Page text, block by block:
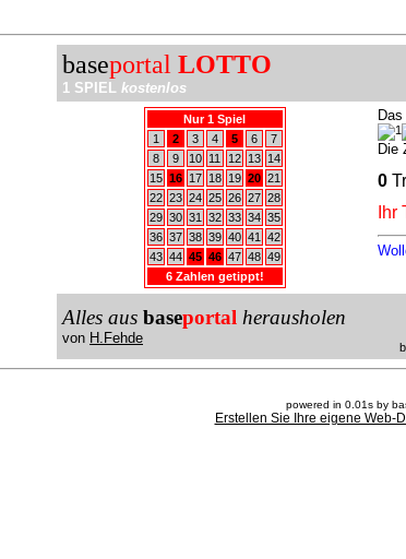
baseportal LOTTO
1 SPIEL kostenlos
Nur 1 Spiel
1
2 3 4 5 6
7
8
9 10 11 12 13
14
15 16 17 18 19 20 21
22 23 24 25 26 27 28
29 30 31 32 33 34 35
36 37 38 39 40 41
42
43 44 45 46 47 48 49
6 Zahlen getippt!
Die
0
Ihr
Alles aus baseportal herausholen
von H.Fehde
powered in 0.01s by
Erstellen Sie Ihre eigene Web-